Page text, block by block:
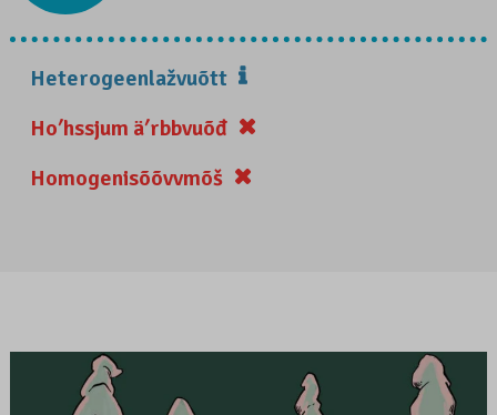
Heterogeenlažvuõtt
Hoʹhssjum äʹrbbvuõđ
Homogenisõõvvmõš